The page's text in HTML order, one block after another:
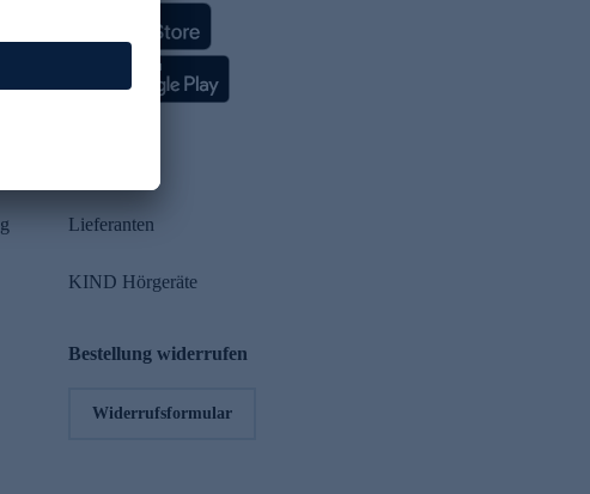
Lieferanten
KIND Hörgeräte
Bestellung widerrufen
Widerrufsformular